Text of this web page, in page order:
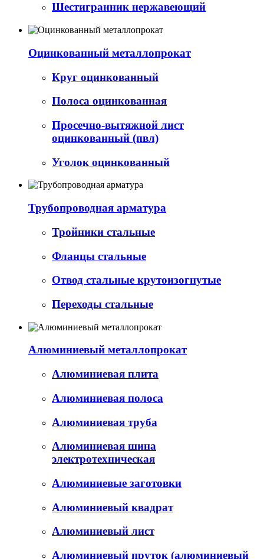
Шестигранник нержавеющий
Оцинкованный металлопрокат
Круг оцинкованный
Полоса оцинкованная
Просечно-вытяжной лист
оцинкованный (пвл)
Уголок оцинкованный
Трубопроводная арматура
Тройники стальные
Фланцы стальные
Отвод стальные крутоизогнутые
Переходы стальные
Алюминиевый металлопрокат
Алюминиевая плита
Алюминиевая полоса
Алюминиевая труба
Алюминиевая шина
электротехническая
Алюминиевые заготовки
Алюминиевый квадрат
Алюминиевый лист
Алюминиевый пруток (алюминиевый